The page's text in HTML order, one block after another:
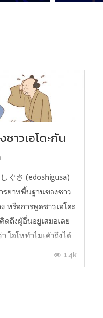
าวเอโดะกัน
ぐさ (edoshigusa)
รยาทพื้นฐานของชาว
หรือการพูดชาวเอโดะ
ดถึงผู้อื่นอยู่เสมอเลย
โอโหทำไมเค้าถึงได้
กรู้มั้ยคะว่าชาวเอโดะ
านกันได้เ...
1.4k